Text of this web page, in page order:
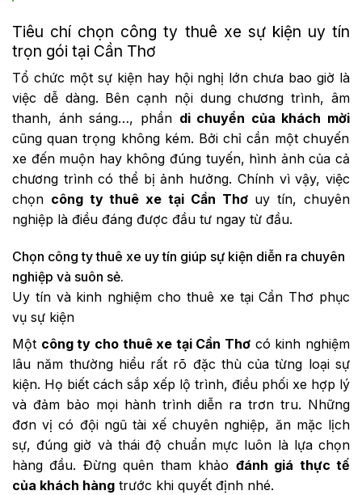
Tiêu chí chọn công ty thuê xe sự kiện uy tín
trọn gói tại Cần Thơ
Tổ chức một sự kiện hay hội nghị lớn chưa bao giờ là
việc dễ dàng. Bên cạnh nội dung chương trình, âm
thanh, ánh sáng…, phần di chuyển của khách mời
cũng quan trọng không kém. Bởi chỉ cần một chuyến
xe đến muộn hay không đúng tuyến, hình ảnh của cả
chương trình có thể bị ảnh hưởng. Chính vì vậy, việc
chọn công ty thuê xe tại Cần Thơuy tín, chuyên
nghiệp là điều đáng được đầu tư ngay từ đầu.
Chọn công ty thuê xe uy tín giúp sự kiện diễn ra chuyên
nghiệp và suôn sẻ.
Uy tín và kinh nghiệm cho thuê xe tại Cần Thơ phục
vụ sự kiện
Một công ty cho thuê xe tại Cần Thơ có kinh nghiệm
lâu năm thường hiểu rất rõ đặc thù của từng loại sự
kiện. Họ biết cách sắp xếp lộ trình, điều phối xe hợp lý
và đảm bảo mọi hành trình diễn ra trơn tru. Những
đơn vị có đội ngũ tài xế chuyên nghiệp, ăn mặc lịch
sự, đúng giờ và thái độ chuẩn mực luôn là lựa chọn
hàng đầu. Đừng quên tham khảo đánh giá thực tế
của khách hàng trước khi quyết định nhé.